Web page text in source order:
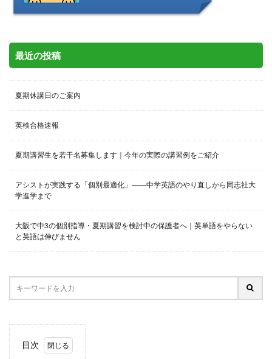
最近の投稿
夏期休講日のご案内
英検合格速報
夏期講習生を若干名募集します｜今年の実際の講習例をご紹介
アシストが実践する「個別最適化」――中学英語のやり直しから同志社大
学進学まで
大阪で中3の個別指導・夏期講習を検討中の保護者へ｜英単語をやらない
と英語は伸びません
目次